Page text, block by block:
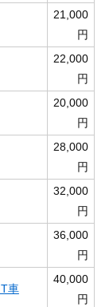
21,000
円
22,000
円
20,000
円
28,000
円
32,000
円
36,000
円
車
40,000
円